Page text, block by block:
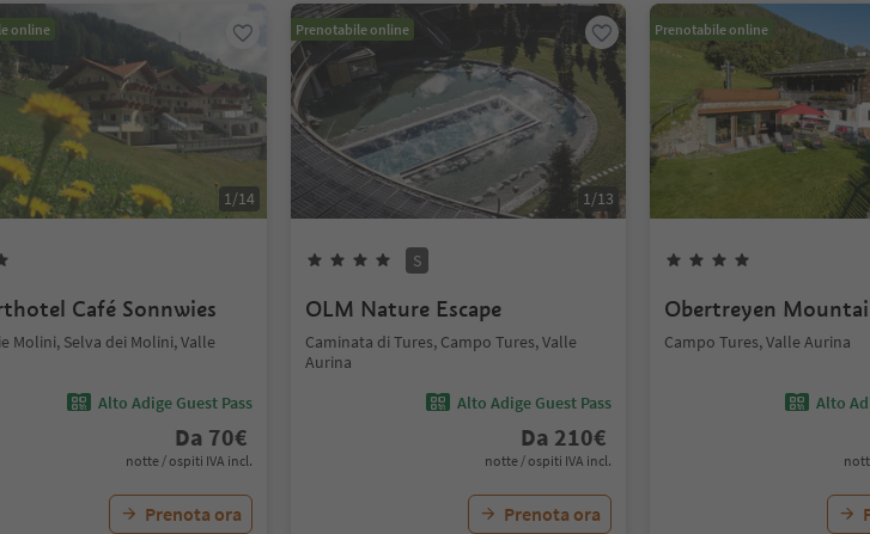
online
1/14
Café Sonnwies
Molini, Selva dei Molini, Valle
Alto Adige Guest Pass
Da 70€
notte / ospiti IVA incl.
Prenota ora
Prenotabile online
1/13
S
OLM Nature Escape
Caminata di Tures, Campo Tures, Valle
Aurina
Alto Adige Guest Pass
Da 210€
notte / ospiti IVA incl.
Prenota ora
Prenotabile online
Obertreyen
Campo Tures, Valle Aurina
Alto